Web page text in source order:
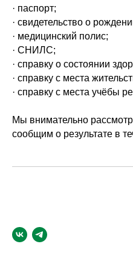
· паспорт;
· свидетельство о
· медицинский полис;
· СНИЛС;
· справку о состоянии
· справку с места
· справку с места учёбы
Мы внимательно
сообщим о результате в